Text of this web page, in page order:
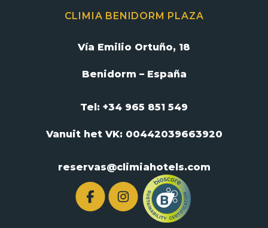
CLIMIA BENIDORM PLAZA
Vía Emilio Ortuño, 18
Benidorm – España
Tel: +34 965 851 549
Vanuit het VK: 00442039663920
reservas@climiahotels.com